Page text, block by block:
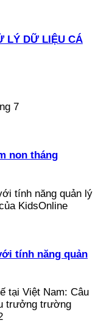
LÝ DỮ LIỆU CÁ
non tháng
tính năng quản